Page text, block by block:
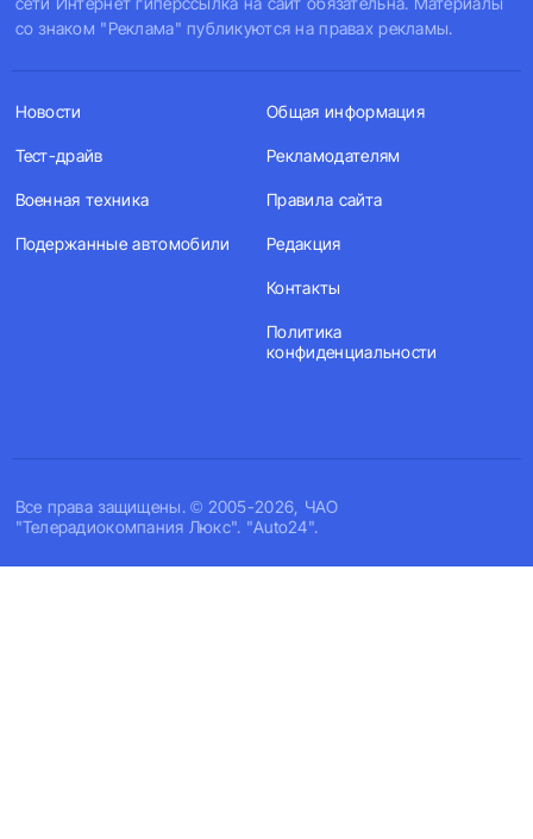
со знаком "Реклама" публикуются на правах рекламы.
Все права защищены. © 2005-2026, ЧАО
"Телерадиокомпания Люкс". "Auto24".
Новости
Тест-драйв
Военная техника
Подержанные автомобили
Общая информация
Рекламодателям
Правила сайта
Редакция
Контакты
Политика
конфиденциальности